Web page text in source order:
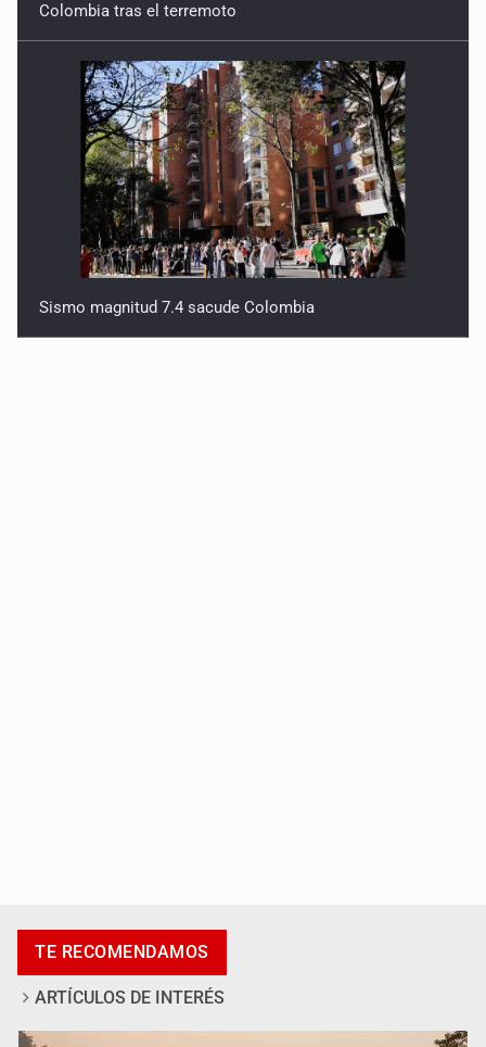
Colombia tras el terremoto
Sismo magnitud 7.4 sacude Colombia
desapariciones de adolescentes
TE RECOMENDAMOS
ARTÍCULOS DE INTERÉS